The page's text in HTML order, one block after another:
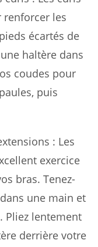
renforcer les
écartés de
haltère dans
coudes pour
puis
: Les
exercice
bras. Tenez-
une main et
Pliez lentement
derrière votre